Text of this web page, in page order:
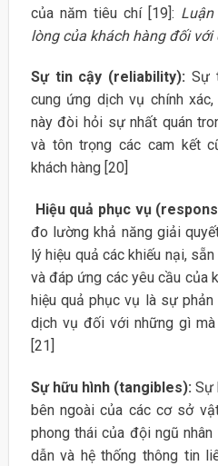
của năm tiêu chí [19]:
lòng của khách hàng đối với
Sự tin cậy (reliability): Sự
cung ứng dịch vụ chính
này đòi hỏi sự nhất quán
và tôn trọng các cam kết
khách hàng [20]
Hiệu quả phục vụ
đo lường khả năng giải
lý hiệu quả các khiếu nại,
và đáp ứng các yêu cầu của
hiệu quả phục vụ là sự
dịch vụ đối với những gì mà
[21]
Sự hữu hình (tangibles): Sự
bên ngoài của các cơ sở
phong thái của đội ngũ
dẫn và hệ thống thông tin